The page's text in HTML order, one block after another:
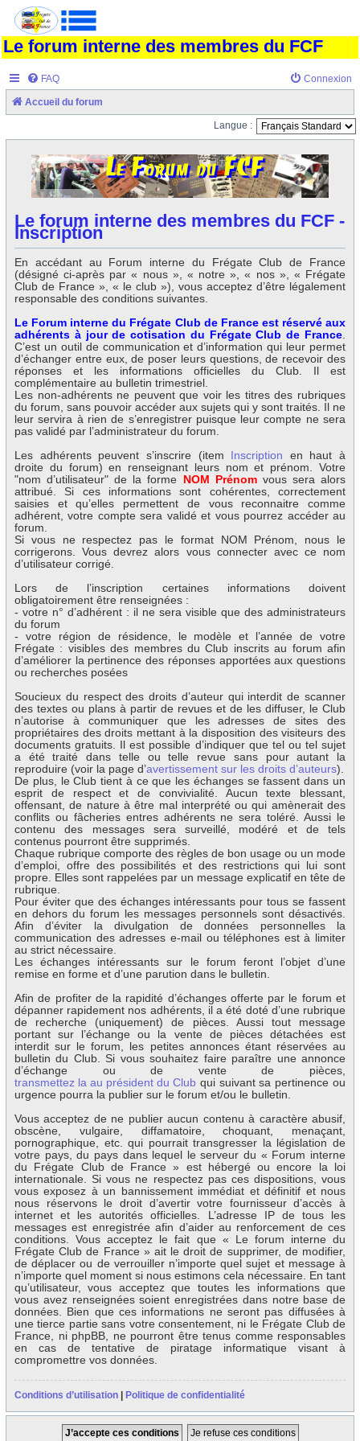
Le forum interne des membres du FCF
FAQ Connexion
Accueil du forum
Langue :
Le forum interne des membres du FCF -
Inscription
En accédant au Forum interne du Frégate Club de France
(désigné ci-après par « nous », « notre », « nos », « Frégate
Club de France », « le club »), vous acceptez d’être légalement
responsable des conditions suivantes.
Le Forum interne du Frégate Club de France est réservé aux
adhérents à jour de cotisation du Frégate Club de France
C’est un outil de communication et d’information qui leur permet
d’échanger entre eux, de poser leurs questions, de recevoir des
réponses et les informations officielles du Club. Il est
complémentaire au bulletin trimestriel.
Les non-adhérents ne peuvent que voir les titres des rubriques
du forum, sans pouvoir accéder aux sujets qui y sont traités. Il ne
leur servira à rien de s’enregistrer puisque leur compte ne sera
pas validé par l’administrateur du forum.
Les adhérents peuvent s’inscrire (item Inscription en haut à
droite du forum) en renseignant leurs nom et prénom. Votre
"nom d’utilisateur" de la forme NOM Prénomvous sera alors
attribué. Si ces informations sont cohérentes, correctement
saisies et qu’elles permettent de vous reconnaitre comme
adhérent, votre compte sera validé et vous pourrez accéder au
forum.
Si vous ne respectez pas le format NOM Prénom, nous le
corrigerons. Vous devrez alors vous connecter avec ce nom
d’utilisateur corrigé.
Lors de l’inscription certaines informations doivent
obligatoirement être renseignées :
- votre n° d’adhérent : il ne sera visible que des administrateurs
du forum
- votre région de résidence, le modèle et l’année de votre
Frégate : visibles des membres du Club inscrits au forum afin
d’améliorer la pertinence des réponses apportées aux questions
ou recherches posées
Soucieux du respect des droits d’auteur qui interdit de scanner
des textes ou plans à partir de revues et de les diffuser, le Club
n’autorise à communiquer que les adresses de sites des
propriétaires des droits mettant à la disposition des visiteurs des
documents gratuits. Il est possible d’indiquer que tel ou tel sujet
a été traité dans telle ou telle revue sans pour autant la
reproduire (voir la page d’avertissement sur les droits d’auteurs).
De plus, le Club tient à ce que les échanges se fassent dans un
esprit de respect et de convivialité. Aucun texte blessant,
offensant, de nature à être mal interprété ou qui amènerait des
conflits ou fâcheries entres adhérents ne sera toléré. Aussi le
contenu des messages sera surveillé, modéré et de tels
contenus pourront être supprimés.
Chaque rubrique comporte des règles de bon usage ou un mode
d’emploi, offre des possibilités et des restrictions qui lui sont
propre. Elles sont rappelées par un message explicatif en tête de
rubrique.
Pour éviter que des échanges intéressants pour tous se fassent
en dehors du forum les messages personnels sont désactivés.
Afin d’éviter la divulgation de données personnelles la
communication des adresses e-mail ou téléphones est à limiter
au strict nécessaire.
Les échanges intéressants sur le forum feront l’objet d’une
remise en forme et d’une parution dans le bulletin.
Afin de profiter de la rapidité d’échanges offerte par le forum et
dépanner rapidement nos adhérents, il a été doté d’une rubrique
de recherche (uniquement) de pièces. Aussi tout message
portant sur l’échange ou la vente de pièces détachées est
interdit sur le forum, les petites annonces étant réservées au
bulletin du Club. Si vous souhaitez faire paraître une annonce
d’échange ou de vente de pièces,
transmettez la au président du Club qui suivant sa pertinence ou
urgence pourra la publier sur le forum et/ou le bulletin.
Vous acceptez de ne publier aucun contenu à caractère abusif,
obscène, vulgaire, diffamatoire, choquant, menaçant,
pornographique, etc. qui pourrait transgresser la législation de
votre pays, du pays dans lequel le serveur du « Forum interne
du Frégate Club de France » est hébergé ou encore la loi
internationale. Si vous ne respectez pas ces dispositions, vous
vous exposez à un bannissement immédiat et définitif et nous
nous réservons le droit d’avertir votre fournisseur d’accès à
internet et les autorités officielles. L’adresse IP de tous les
messages est enregistrée afin d’aider au renforcement de ces
conditions. Vous acceptez le fait que « Le forum interne du
Frégate Club de France » ait le droit de supprimer, de modifier,
de déplacer ou de verrouiller n’importe quel sujet et message à
n’importe quel moment si nous estimons cela nécessaire. En tant
qu’utilisateur, vous acceptez que toutes les informations que
vous avez renseignées soient enregistrées dans notre base de
données. Bien que ces informations ne seront pas diffusées à
une tierce partie sans votre consentement, ni le Frégate Club de
France, ni phpBB, ne pourront être tenus comme responsables
en cas de tentative de piratage informatique visant à
compromettre vos données.
Conditions d’utilisation Politique de confidentialité